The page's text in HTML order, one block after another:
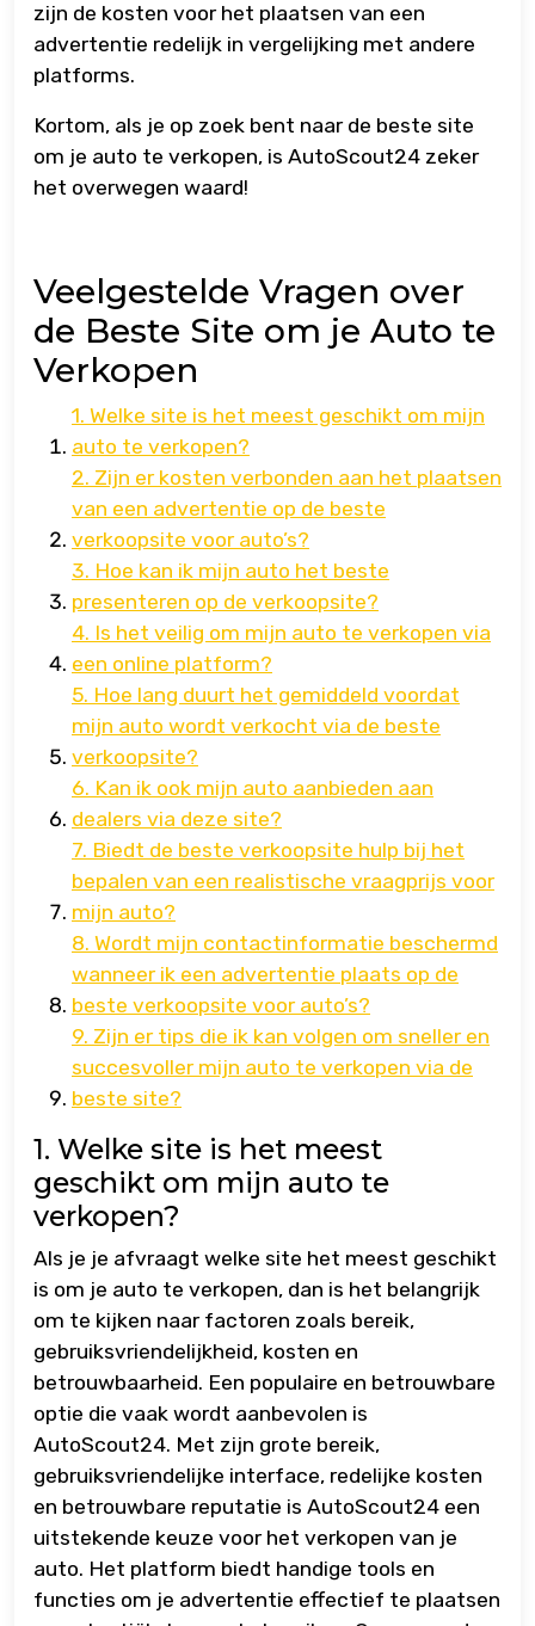
zijn de kosten voor het plaatsen van een
advertentie redelijk in vergelijking met andere
platforms.
Kortom, als je op zoek bent naar de beste site
om je auto te verkopen, is AutoScout24 zeker
het overwegen waard!
Veelgestelde Vragen over
de Beste Site om je Auto te
Verkopen
1. Welke site is het meest geschikt om mijn
auto te verkopen?
2. Zijn er kosten verbonden aan het plaatsen
van een advertentie op de beste
verkoopsite voor auto’s?
3. Hoe kan ik mijn auto het beste
presenteren op de verkoopsite?
4. Is het veilig om mijn auto te verkopen via
een online platform?
5. Hoe lang duurt het gemiddeld voordat
mijn auto wordt verkocht via de beste
verkoopsite?
6. Kan ik ook mijn auto aanbieden aan
dealers via deze site?
7. Biedt de beste verkoopsite hulp bij het
bepalen van een realistische vraagprijs voor
mijn auto?
8. Wordt mijn contactinformatie beschermd
wanneer ik een advertentie plaats op de
beste verkoopsite voor auto’s?
9. Zijn er tips die ik kan volgen om sneller en
succesvoller mijn auto te verkopen via de
beste site?
1. Welke site is het meest
geschikt om mijn auto te
verkopen?
Als je je afvraagt welke site het meest geschikt
is om je auto te verkopen, dan is het belangrijk
om te kijken naar factoren zoals bereik,
gebruiksvriendelijkheid, kosten en
betrouwbaarheid. Een populaire en betrouwbare
optie die vaak wordt aanbevolen is
AutoScout24. Met zijn grote bereik,
gebruiksvriendelijke interface, redelijke kosten
en betrouwbare reputatie is AutoScout24 een
uitstekende keuze voor het verkopen van je
auto. Het platform biedt handige tools en
functies om je advertentie effectief te plaatsen